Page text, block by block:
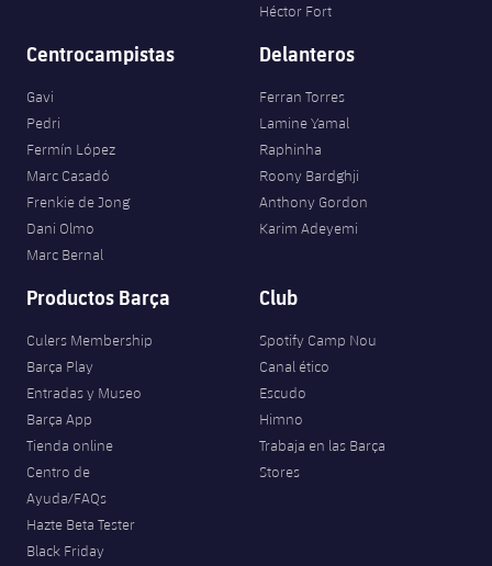
Héctor Fort
Centrocampistas
Gavi
Pedri
Fermín López
Marc Casadó
Frenkie de Jong
Dani Olmo
Marc Bernal
Delanteros
Ferran Torres
Lamine Yamal
Raphinha
Roony Bardghji
Anthony Gordon
Karim Adeyemi
Productos Barça
Culers Membership
Barça Play
Entradas y Museo
Barça App
Tienda online
Centro de
Ayuda/FAQs
Hazte Beta Tester
Black Friday
Club
Spotify Camp Nou
Canal ético
Escudo
Himno
Trabaja en las Barça
Stores